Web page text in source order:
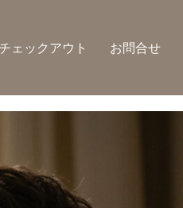
ェックアウト お問合せ